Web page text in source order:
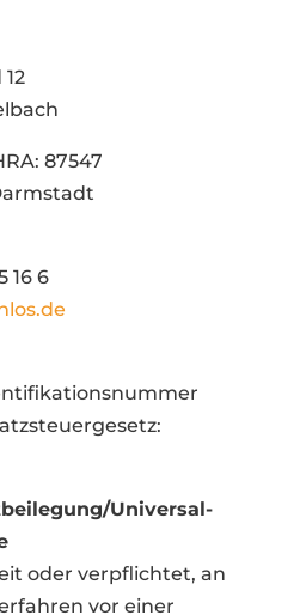
87547
16 6
Universal­
oder verpflichtet, an
vor einer